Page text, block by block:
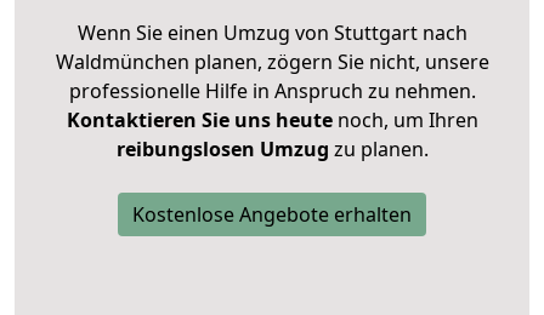
Wenn Sie einen Umzug von Stuttgart nach
Waldmünchen planen, zögern Sie nicht, unsere
professionelle Hilfe in Anspruch zu nehmen.
Kontaktieren Sie uns heutenoch, um Ihren
reibungslosen Umzug zu planen.
Kostenlose Angebote erhalten